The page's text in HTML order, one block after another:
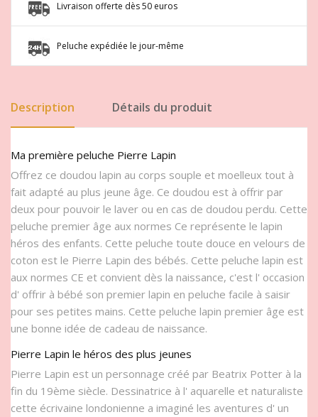
Livraison offerte dès 50 euros
Peluche expédiée le jour-même
Description Détails du produit
Ma première peluche Pierre Lapin
Offrez ce doudou lapin au corps souple et moelleux tout à
fait adapté au plus jeune âge. Ce doudou est à offrir par
deux pour pouvoir le laver ou en cas de doudou perdu. Cette
peluche premier âge aux normes Ce représente le lapin
héros des enfants. Cette peluche toute douce en velours de
coton est le Pierre Lapin des bébés. Cette peluche lapin est
aux normes CE et convient dès la naissance, c'est l' occasion
d' offrir à bébé son premier lapin en peluche facile à saisir
pour ses petites mains. Cette peluche lapin premier âge est
une bonne idée de cadeau de naissance.
Pierre Lapin le héros des plus jeunes
Pierre Lapin est un personnage créé par Beatrix Potter à la
fin du 19ème siècle. Dessinatrice à l' aquarelle et naturaliste
cette écrivaine londonienne a imaginé les aventures d' un